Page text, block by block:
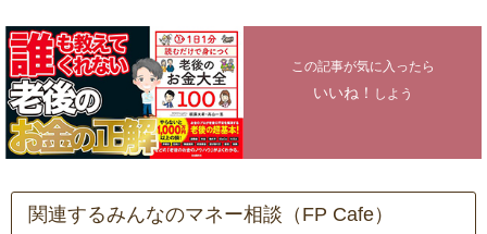
この記事が気に入ったら
いいね！ しよう
関連するみんなのマネー相談（FP Cafe）